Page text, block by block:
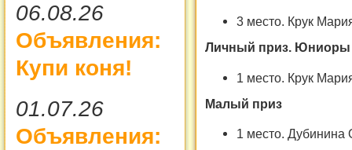
06.08.26
Объявления:
Купи коня!
01.07.26
Объявления:
3 место. Крук
Личный приз. Юниоры
1 место. Крук
Малый приз
1 место.